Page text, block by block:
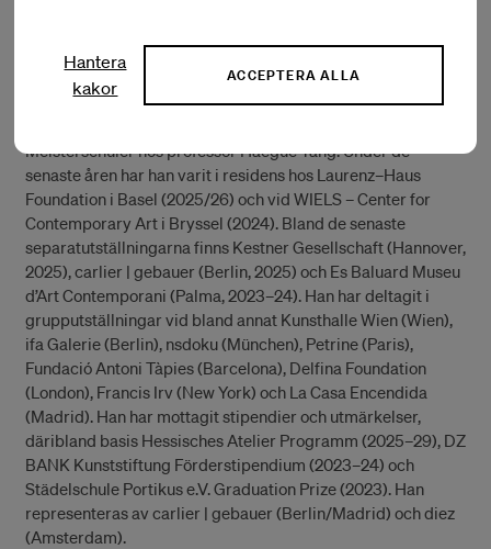
tre månaderna.
Ian Waelder (f. Madrid, 1993) tog examen i fri konst vid
Meisterschüler hos professor Haegue Yang. Under de
senaste åren har han varit i residens hos Laurenz–Haus
Foundation i Basel (2025/26) och vid WIELS – Center for
Contemporary Art i Bryssel (2024). Bland de senaste
separatutställningarna finns Kestner Gesellschaft (Hannover,
2025), carlier | gebauer (Berlin, 2025) och Es Baluard Museu
d’Art Contemporani (Palma, 2023–24). Han har deltagit i
grupputställningar vid bland annat Kunsthalle Wien (Wien),
ifa Galerie (Berlin), nsdoku (München), Petrine (Paris),
Fundació Antoni Tàpies (Barcelona), Delfina Foundation
(London), Francis Irv (New York) och La Casa Encendida
(Madrid). Han har mottagit stipendier och utmärkelser,
däribland basis Hessisches Atelier Programm (2025–29), DZ
BANK Kunststiftung Förderstipendium (2023–24) och
Städelschule Portikus e.V. Graduation Prize (2023). Han
representeras av carlier | gebauer (Berlin/Madrid) och diez
(Amsterdam).
Hantera
kakor
ACCEPTERA ALLA